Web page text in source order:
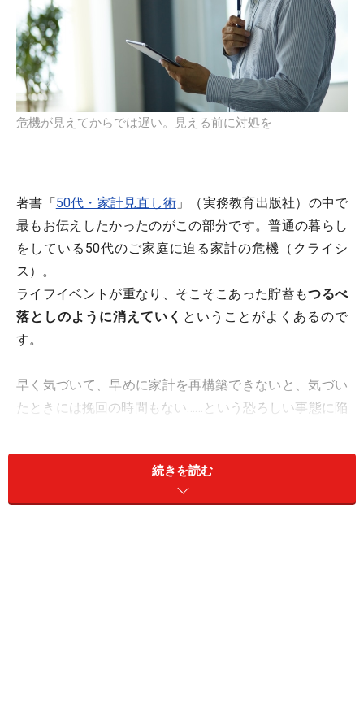
危機が見えてからでは遅い。見える前に対処を
著書「50代・家計見直し術 」（実務教育出版社）の中で
最もお伝えしたかったのがこの部分です。普通の暮らし
をしている50代のご家庭に迫る家計の危機（クライシ
ス）。
ライフイベントが重なり、そこそこあった貯蓄もつるべ
落としのように消えていく ということがよくあるので
す。
早く気づいて、早めに家計を再構築できないと、気づい
たときには挽回の時間もない……という恐ろしい事態に陥
50代で家計危機に直面したAさんのプロフ
続きを読む